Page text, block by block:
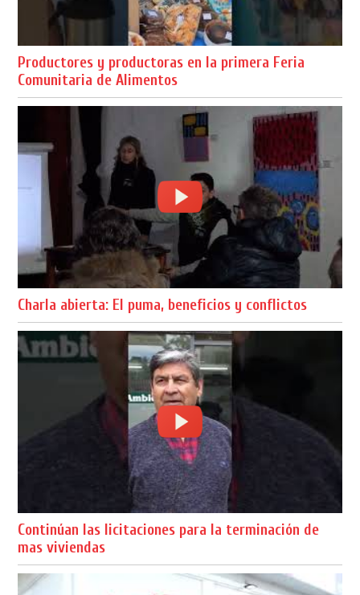
Productores y productoras en la primera Feria
Comunitaria de Alimentos
Charla abierta: El puma, beneficios y conflictos
Continúan las licitaciones para la terminación de
mas viviendas